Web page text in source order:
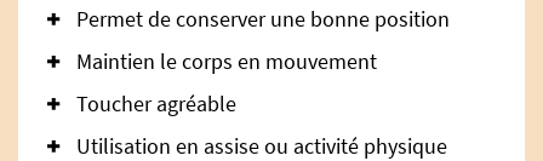
Permet de conserver une bonne position
Maintien le corps en mouvement
Toucher agréable
Utilisation en assise ou activité physique